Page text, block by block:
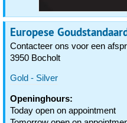
Europese
Contacteer ons voor een
3950 Bocholt
Gold - Silver
Openinghours:
Today open on appointment